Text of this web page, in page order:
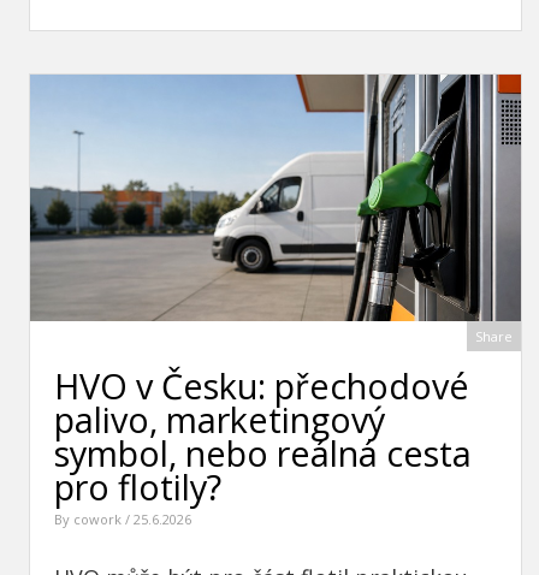
Share
HVO v Česku: přechodové
palivo, marketingový
symbol, nebo reálná cesta
pro flotily?
By cowork / 25.6.2026